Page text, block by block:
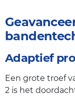
Adaptief
Een grote troef
2 is het